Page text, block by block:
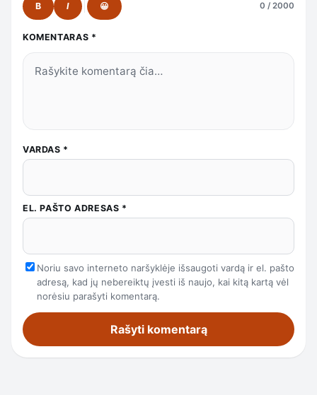
B I 😀 0 / 2000
KOMENTARAS *
VARDAS *
EL. PAŠTO ADRESAS *
Noriu savo interneto naršyklėje išsaugoti vardą ir el. pašto
adresą, kad jų nebereiktų įvesti iš naujo, kai kitą kartą vėl
norėsiu parašyti komentarą.